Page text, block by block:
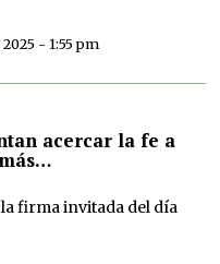
- 1:55 pm
acercar la fe a
firma invitada del día